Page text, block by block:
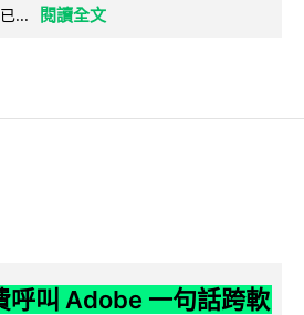
...
閱讀全文
呼叫 Adobe 一句話跨軟